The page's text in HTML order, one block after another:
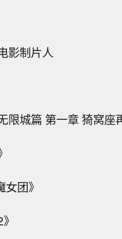
影制片人
限城篇 第一章 猗窝座
女团》